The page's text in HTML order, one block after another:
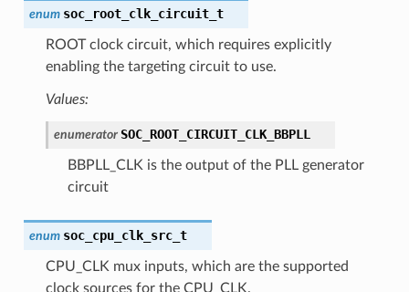
enum soc_root_clk_circuit_t
ROOT clock circuit, which requires explicitly
enabling the targeting circuit to use.
Values:
enumerator SOC_ROOT_CIRCUIT_CLK_BBPLL
BBPLL_CLK is the output of the PLL generator
circuit
enum soc_cpu_clk_src_t
CPU_CLK mux inputs, which are the supported
clock sources for the CPU_CLK.